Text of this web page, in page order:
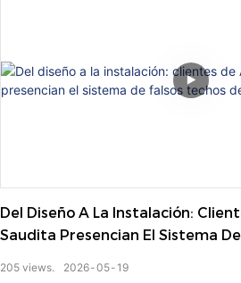
Del Diseño A La Instalación:
Saudita Presencian El Sistema
2026 05 19
205 views.